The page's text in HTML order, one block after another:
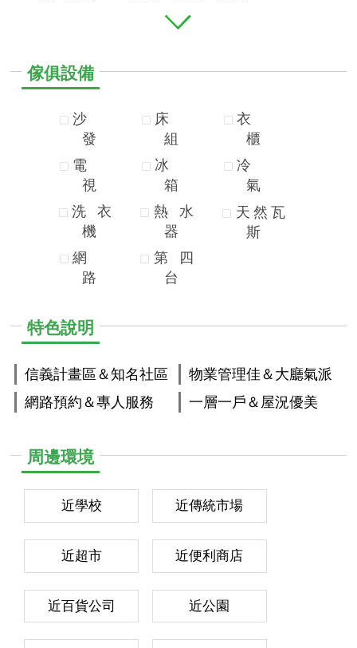
傢俱設備
沙
發
電
視
洗
衣
機
網
路
床
組
冰
箱
熱
水
器
第
四
台
衣
櫃
冷
氣
天 然 瓦
斯
特色說明
信義計畫區＆知名社區
網路預約＆專人服務
物業管理佳＆大廳氣派
一層一戶＆屋況優美
周邊環境
近學校 近傳統市場
近超市 近便利商店
近百貨公司 近公園